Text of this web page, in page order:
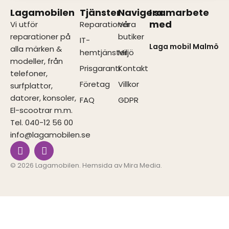
Lagamobilen
Vi utför
reparationer på
alla märken &
modeller, från
telefoner,
surfplattor,
datorer, konsoler,
El-scootrar m.m.
Tel. 040-12 56 00
info@lagamobilen.se
I
n
s
g
F
a
c
o
Tjänster
Reparationer
IT-
hemtjänster
Prisgaranti
Företag
FAQ
Navigera
Våra
butiker
Miljö
Kontakt
Villkor
GDPR
I samarbete
med
Laga mobil Malmö
© 2026 Lagamobilen. Hemsida av Mira Media.